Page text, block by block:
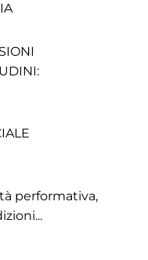
performativa,